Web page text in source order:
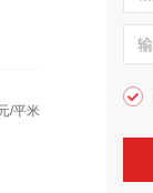
/平米